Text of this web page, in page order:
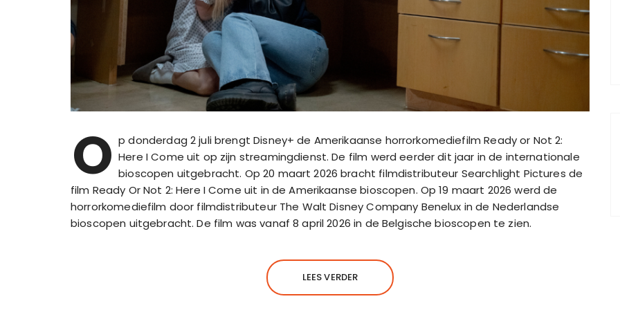
O p donderdag 2 juli brengt Disney+ de Amerikaanse horrorkomediefilm Ready or Not 2:
Here I Come uit op zijn streamingdienst. De film werd eerder dit jaar in de internationale
bioscopen uitgebracht. Op 20 maart 2026 bracht filmdistributeur Searchlight Pictures de
film Ready Or Not 2: Here I Come uit in de Amerikaanse bioscopen. Op 19 maart 2026 werd de
horrorkomediefilm door filmdistributeur The Walt Disney Company Benelux in de Nederlandse
bioscopen uitgebracht. De film was vanaf 8 april 2026 in de Belgische bioscopen te zien.
LEES VERDER